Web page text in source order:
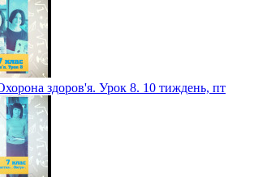
здоров'я. Урок 8. 10 тиждень, пт